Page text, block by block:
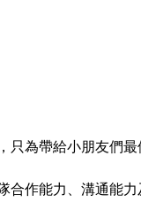
為帶給小朋友們
作能力、溝通能力